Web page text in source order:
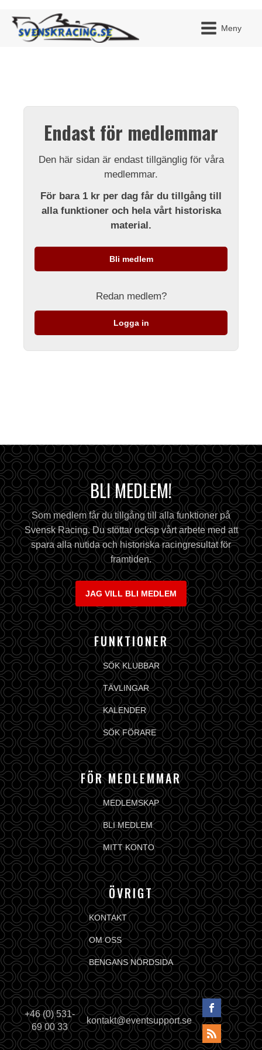
Meny
Endast för medlemmar
Den här sidan är endast tillgänglig för våra
medlemmar.
För bara 1 kr per dag får du tillgång till
alla funktioner och hela vårt historiska
material.
Bli medlem
Redan medlem?
Logga in
BLI MEDLEM!
Som medlem får du tillgång till alla funktioner på
Svensk Racing. Du stöttar ocksp vårt arbete med att
spara alla nutida och historiska racingresultat för
framtiden.
JAG VILL BLI MEDLEM
FUNKTIONER
SÖK KLUBBAR
TÄVLINGAR
KALENDER
SÖK FÖRARE
FÖR MEDLEMMAR
MEDLEMSKAP
BLI MEDLEM
MITT KONTO
ÖVRIGT
KONTAKT
OM OSS
BENGANS NÖRDSIDA
+46 (0) 531-
69 00 33
kontakt@eventsupport.se